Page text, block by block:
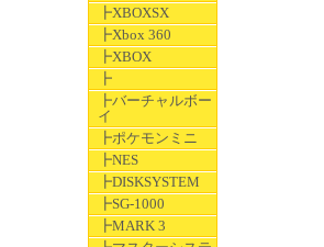
┣XBOXSX
┣Xbox 360
┣XBOX
┣
┣バーチャルボー
イ
┣ポケモンミニ
┣NES
┣DISKSYSTEM
┣SG-1000
┣MARK 3